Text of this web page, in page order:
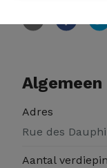
Algemeen
Adres
Rue des
Aantal